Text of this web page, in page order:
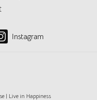
Instagram
| Live in Happiness